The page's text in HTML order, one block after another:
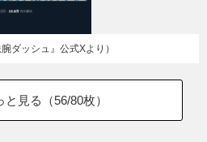
ダッシュ』公式Xより）
と見る（56/80枚）